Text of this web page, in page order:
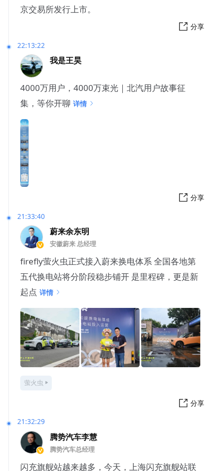
京交易所发行上市。
分享
22:13:22
我是王昊
4000万用户，4000万束光｜北汽用户故事征
集，等你开聊 详情
分享
21:33:40
蔚来余东明
安徽蔚来 总经理
firefly萤火虫正式接入蔚来换电体系 全国各地第
五代换电站将分阶段稳步铺开 是里程碑，更是新
起点 详情
萤火虫
分享
21:32:29
腾势汽车李慧
腾势汽车总经理
闪充旗舰站越来越多，今天，上海闪充旗舰站联